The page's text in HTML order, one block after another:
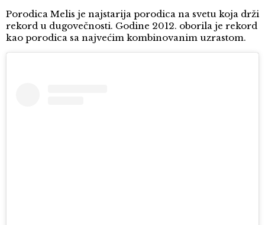
Porodica Melis je najstarija porodica na svetu koja drži
rekord u dugovečnosti. Godine 2012. oborila je rekord
kao porodica sa najvećim kombinovanim uzrastom.